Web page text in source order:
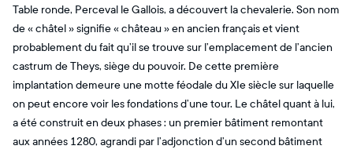
Table ronde, Perceval le Gallois, a découvert la chevalerie. Son nom
de « châtel » signifie « château » en ancien français et vient
probablement du fait qu’il se trouve sur l’emplacement de l’ancien
castrum de Theys, siège du pouvoir. De cette première
implantation demeure une motte féodale du XIe siècle sur laquelle
on peut encore voir les fondations d’une tour. Le châtel quant à lui,
a été construit en deux phases : un premier bâtiment remontant
aux années 1280, agrandi par l’adjonction d’un second bâtiment